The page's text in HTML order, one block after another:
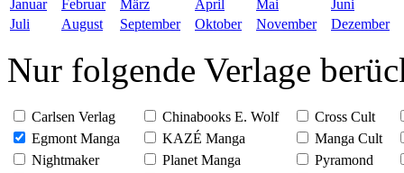
Januar Februar März April Mai
Juni
Juli
August September Oktober November Dezember
Nur folgende Verlage
Carlsen Verlag Chinabooks E. Wolf
Cross Cult
Egmont Manga
KAZÉ Manga
Manga Cult
Nightmaker
Planet Manga
Pyramond